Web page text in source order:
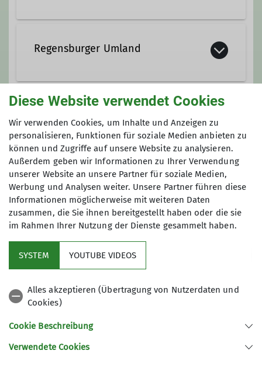
93053 Regensburg
Regensburger Umland
Seniorengruppe
Wir wandern an jedem 2. Dienstag im
Monat entweder in der näheren
im Bayerischen Wald, in Franken und
in den Alpen. Die Touren werden von
und durchgeführt.
Kontakt aufnehmen
DAV Bundesverband
Sektion Regensburg des Deutschen Alpenvereins e.V.
Diese Website verwendet Cookies
Wir verwenden Cookies, um Inhalte und Anzeigen zu
personalisieren, Funktionen für soziale Medien anbieten zu
können und Zugriffe auf unsere Website zu analysieren.
Außerdem geben wir Informationen zu Ihrer Verwendung
unserer Website an unsere Partner für soziale Medien,
Werbung und Analysen weiter. Unsere Partner führen diese
Informationen möglicherweise mit weiteren Daten
zusammen, die Sie ihnen bereitgestellt haben oder die sie
im Rahmen Ihrer Nutzung der Dienste gesammelt haben.
SYSTEM YOUTUBE VIDEOS
Alles akzeptieren (Übertragung von Nutzerdaten und
Cookies)
Cookie Beschreibung
Verwendete Cookies